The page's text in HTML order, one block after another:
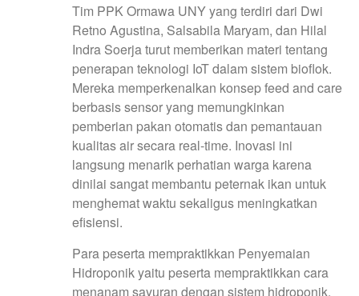
Tim PPK Ormawa UNY yang terdiri dari Dwi
Retno Agustina, Salsabila Maryam, dan Hilal
Indra Soerja turut memberikan materi tentang
penerapan teknologi IoT dalam sistem bioflok.
Mereka memperkenalkan konsep feed and care
berbasis sensor yang memungkinkan
pemberian pakan otomatis dan pemantauan
kualitas air secara real-time. Inovasi ini
langsung menarik perhatian warga karena
dinilai sangat membantu peternak ikan untuk
menghemat waktu sekaligus meningkatkan
efisiensi.
Para peserta mempraktikkan Penyemaian
Hidroponik yaitu peserta mempraktikkan cara
menanam sayuran dengan sistem hidroponik,